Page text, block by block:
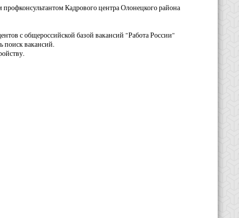
Кадрового центра Олонецкого района
с общероссийской базой вакансий "Работа России"
поиск вакансий.